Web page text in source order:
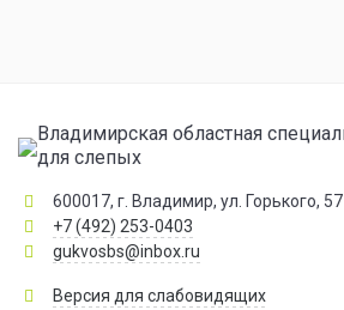
Владимирская областная
для слепых
600017, г. Владимир, ул. Горького, 57
+7 (492) 253-0403
gukvosbs@inbox.ru
Версия для слабовидящих